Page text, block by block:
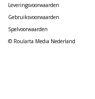
Leveringsvoorwaarden
Gebruiksvoorwaarden
Spelvoorwaarden
© Roularta Media Nederland